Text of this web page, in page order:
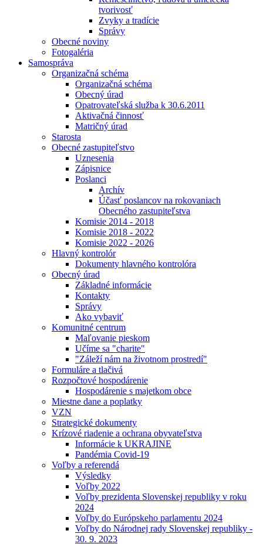
tvorivosť
Zvyky a tradície
Správy
Obecné noviny
Fotogaléria
Samospráva
Organizačná schéma
Organizačná schéma
Obecný úrad
Opatrovateľská služba k 30.6.2011
Aktivačná činnosť
Matričný úrad
Starosta
Obecné zastupiteľstvo
Uznesenia
Zápisnice
Poslanci
Archív
Účasť poslancov na rokovaniach
Obecného zastupiteľstva
Komisie 2014 - 2018
Komisie 2018 - 2022
Komisie 2022 - 2026
Hlavný kontrolór
Dokumenty hlavného kontrolóra
Obecný úrad
Základné informácie
Kontakty
Správy
Ako vybaviť
Komunitné centrum
Maľovanie pieskom
Učíme sa "charite"
"Záleží nám na životnom prostredí"
Formuláre a tlačivá
Rozpočtové hospodárenie
Hospodárenie s majetkom obce
Miestne dane a poplatky
VZN
Strategické dokumenty
Krízové riadenie a ochrana obyvateľstva
Informácie k UKRAJINE
Pandémia Covid-19
Voľby a referendá
Výsledky
Voľby 2022
Voľby prezidenta Slovenskej republiky v roku
2024
Voľby do Európskeho parlamentu 2024
Voľby do Národnej rady Slovenskej republiky -
30. 9. 2023